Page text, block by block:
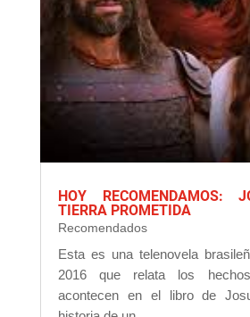
HOY RECOMENDAMOS:
TIERRA PROMETIDA
Recomendados
Esta es una telenovela
2016 que relata los
acontecen en el libro de